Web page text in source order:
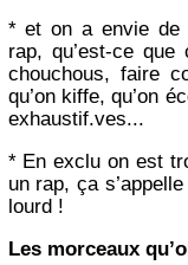
* et on a envie de
rap, qu’est-ce
chouchous, faire
qu’on kiffe, qu’on
exhaustif.ves...
* En exclu on est
un rap, ça
lourd !
Les morceaux